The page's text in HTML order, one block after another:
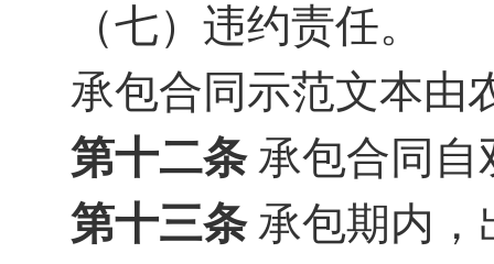
（七）违约责任。
承包合同示范文本由
第十二条承包合同自
第十三条承包期内，